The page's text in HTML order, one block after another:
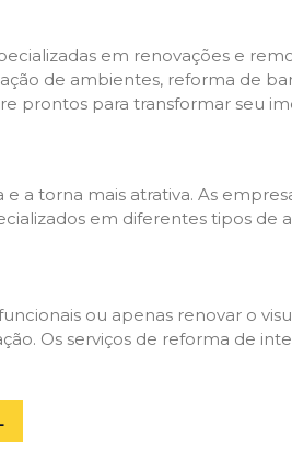
em renovações e
de ambientes, reforma de
prontos para transformar seu
a torna mais atrativa. As
em diferentes tipos
ou apenas renovar o
Os serviços de reforma de